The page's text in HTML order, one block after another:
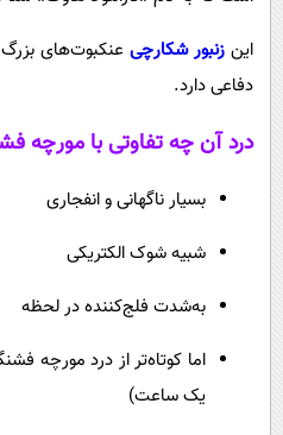
این زنبور شکارچیعنکبوت‌های بزرگ
دفاعی دارد.
درد آن چه تفاوتی با مورچه
بسیار ناگهانی و انفجاری
شبیه شوک الکتریکی
به‌شدت فلج‌کننده در لحظه
اما کوتاه‌تر از درد مورچه
یک ساعت)